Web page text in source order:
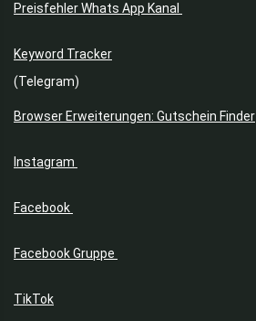
Preisfehler Whats App Kanal
Keyword Tracker
(Telegram)
Browser Erweiterungen: Gutschein Finder
Instagram
Facebook
Facebook Gruppe
TikTok